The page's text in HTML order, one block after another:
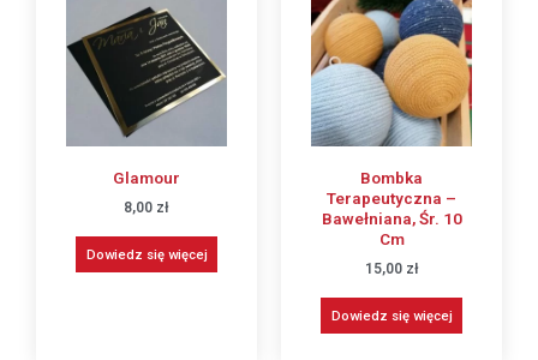
Glamour
8,00 zł
Dowiedz się więcej
Bombka
Terapeutyczna –
Bawełniana, Śr. 10
Cm
15,00 zł
Dowiedz się więcej